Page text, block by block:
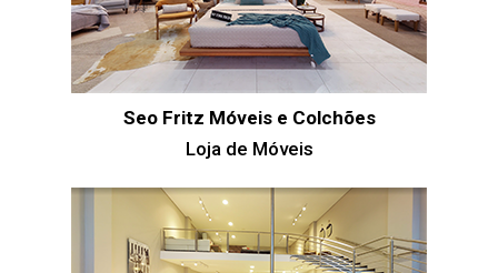
Seo Fritz Móveis e Colchões
Loja de Móveis